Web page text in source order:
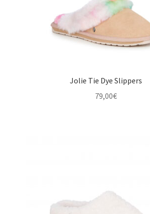
Jolie Tie Dye Slippers
79,00€